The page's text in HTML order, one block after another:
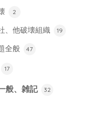
2
、他破壊組織 19
全般 47
17
般、雑記 32